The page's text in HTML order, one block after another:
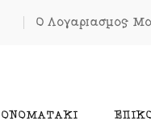
Ο Λογαριασμός
ΟΝΟΜΑΤΑΚΙ